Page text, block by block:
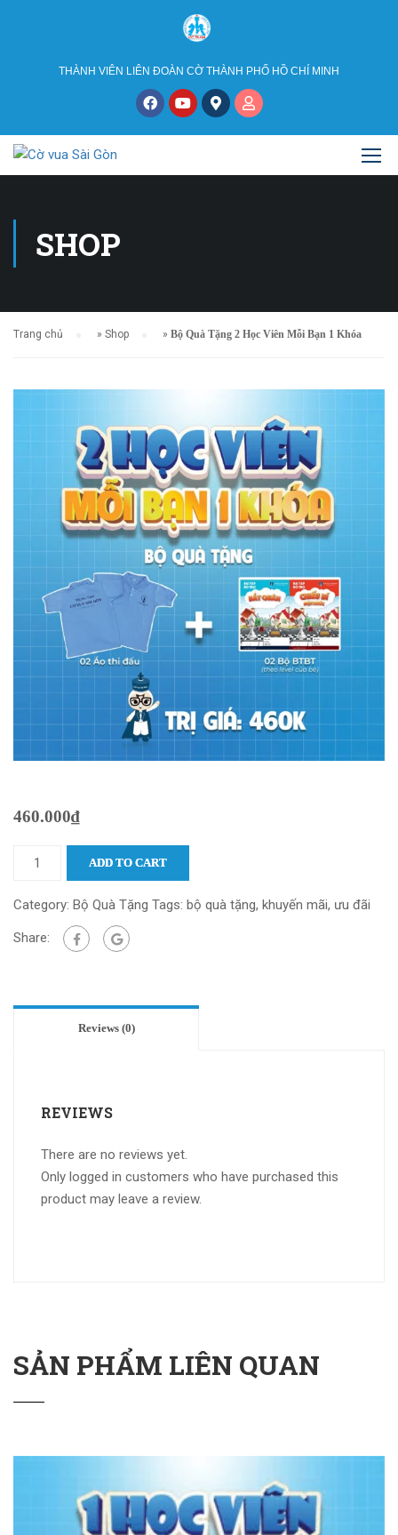
THÀNH VIÊN LIÊN ĐOÀN CỜ THÀNH PHỐ HỒ CHÍ MINH
SHOP
Trang chủ » Shop » Bộ Quà Tặng 2 Học Viên Mỗi Bạn 1 Khóa
460.000₫
ADD TO CART
Category: Bộ Quà Tặng Tags: bộ quà tặng, khuyến mãi, ưu đãi
Share:
Reviews (0)
REVIEWS
There are no reviews yet.
Only logged in customers who have purchased this
product may leave a review.
SẢN PHẨM LIÊN QUAN